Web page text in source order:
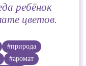
ребёнок
цветов.
#природа
#аромат